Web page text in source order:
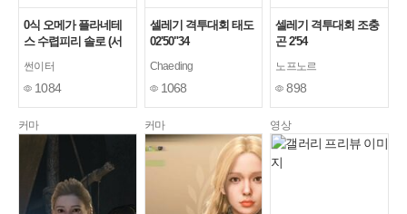
0식 오메가 플라네테
스 수렵피리 솔로 (서
썬이터
1084
셀레기 격투대회 태도
02'50"34
Chaeding
1068
셀레기 격투대회 조충
곤 2'54
노프노르
898
커마 커마 영상